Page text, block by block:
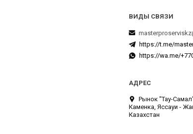
https://t.me/
https://wa.me/
Рынок "Тау-
Каменка, Яссауи -
Казахстан